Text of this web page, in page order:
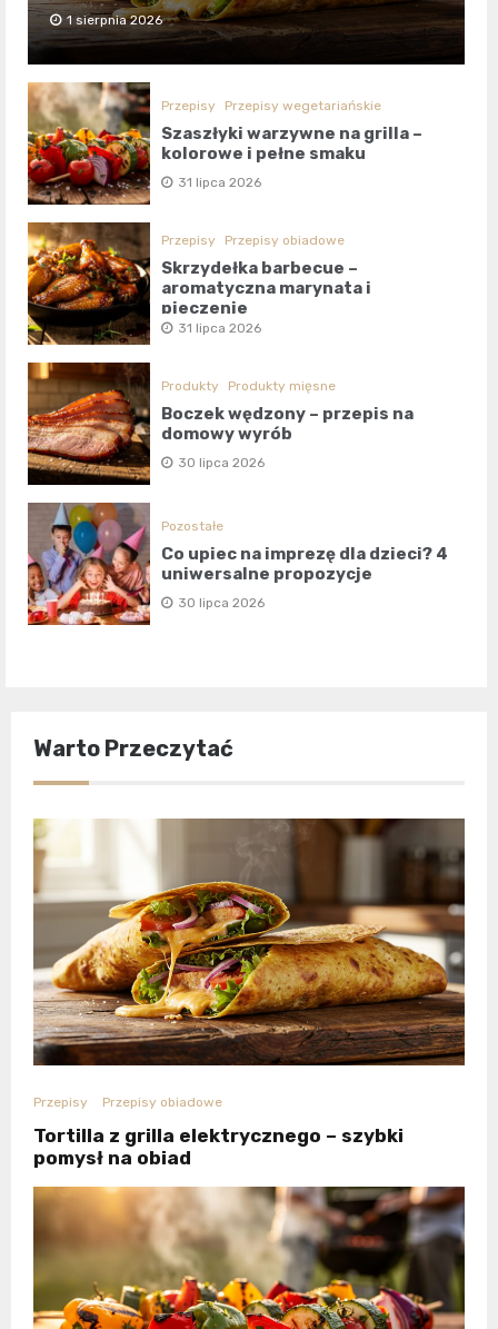
1 sierpnia 2026
Przepisy Przepisy wegetariańskie
Szaszłyki warzywne na grilla –
kolorowe i pełne smaku
31 lipca 2026
Przepisy Przepisy obiadowe
Skrzydełka barbecue –
aromatyczna marynata i
pieczenie
31 lipca 2026
Produkty Produkty mięsne
Boczek wędzony – przepis na
domowy wyrób
30 lipca 2026
Pozostałe
Co upiec na imprezę dla dzieci? 4
uniwersalne propozycje
30 lipca 2026
Warto Przeczytać
Przepisy Przepisy obiadowe
Tortilla z grilla elektrycznego – szybki
pomysł na obiad